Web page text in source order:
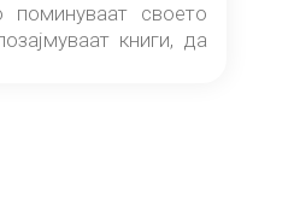
своето
книги, да